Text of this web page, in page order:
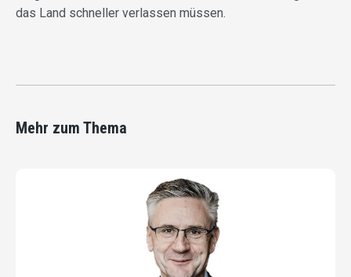
das Land schneller verlassen müssen.
Mehr zum Thema